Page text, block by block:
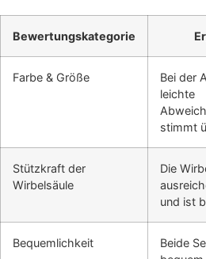
Bewertungskategorie
Farbe & Größe
Bei der
leichte
stimmt
Stützkraft der
Wirbelsäule
Die
und ist
Bequemlichkeit
Beide